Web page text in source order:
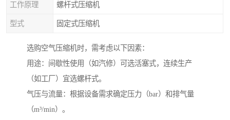
工作原理 螺杆式压缩机
型式 固定式压缩机
选购空气压缩机时，需考虑以下因素：
用途：间歇性使用（如汽修）可选活塞式，连续生产
（如工厂）宜选螺杆式。
气压与流量：根据设备需求确定压力（bar）和排气量
（m³/min）。